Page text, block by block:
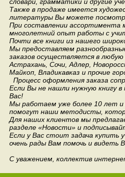
Также в продаже имеется
литературы Вы можете
При составлении ассортимента
многолетний опыт работы с
Почти все книги из нашего
Мы предоставляем
заказов осуществляется в любую
Астрахань, Сочи, Адлер,
Майкоп, Владикавказ и прочие
Процесс оформления заказа
Если Вы не нашли нужную книгу
Вас!
Мы работаем уже более 10 лет и
помогут наши методисты,
Для наших клиентов мы
разделе «Новости» и
Если у Вас стоит задача купить
очень рады Вам помочь и видеть
С уважением, коллектив